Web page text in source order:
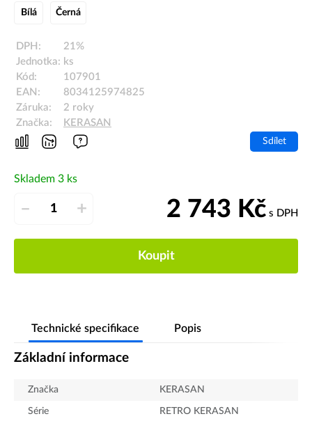
Bílá Černá
DPH:
21%
Jednotka: ks
Kód:
107901
EAN:
8034125974825
Záruka:
2 roky
Značka:
KERASAN
Sdílet
Skladem 3 ks
– + 2 743 Kč s DPH
Koupit
Technické specifikace Popis
Základní informace
Značka KERASAN
Série RETRO KERASAN